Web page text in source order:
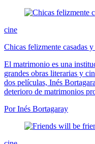
cine
Chicas felizmente casadas
El matrimonio es una
grandes obras literarias y
dos películas, Inés
deterioro de matrimonios
Por Inés Bortagaray